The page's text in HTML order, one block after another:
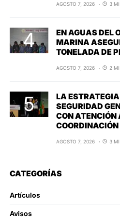
AGOSTO 7, 2026 3
EN AGUAS DEL
MARINA
TONELADA DE
AGOSTO 7, 2026 2
LA
SEGURIDAD
CON
AGOSTO 7, 2026 3
CATEGORÍAS
Artículos
Avisos